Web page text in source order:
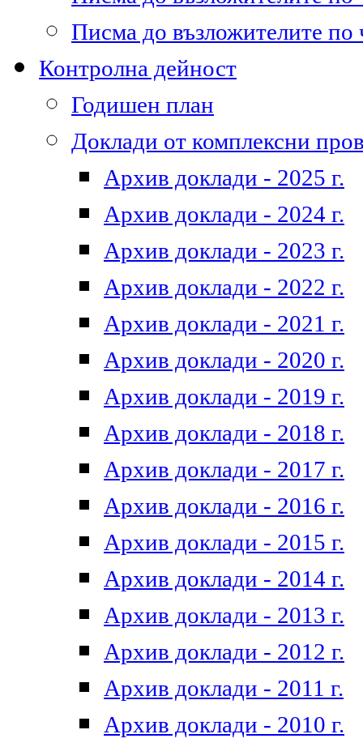
Писма до възложителите по
Контролна дейност
Годишен план
Доклади от комплексни
Архив доклади - 2025 г.
Архив доклади - 2024 г.
Архив доклади - 2023 г.
Архив доклади - 2022 г.
Архив доклади - 2021 г.
Архив доклади - 2020 г.
Архив доклади - 2019 г.
Архив доклади - 2018 г.
Архив доклади - 2017 г.
Архив доклади - 2016 г.
Архив доклади - 2015 г.
Архив доклади - 2014 г.
Архив доклади - 2013 г.
Архив доклади - 2012 г.
Архив доклади - 2011 г.
Архив доклади - 2010 г.